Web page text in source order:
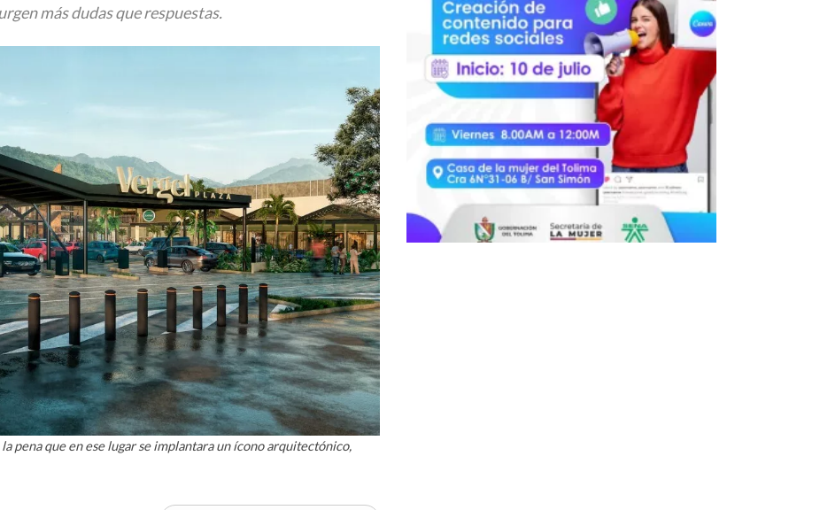
más dudas que respuestas.
pena que en ese lugar se implantara un ícono arquitectónico,